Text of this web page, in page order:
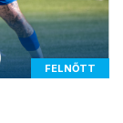
FELNŐTT